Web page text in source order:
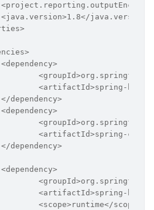
		<java.version>1.8</java.version>
		<dependency>
<artifactId>spring-
		</dependency>
		<dependency>
<artifactId>spring-
		</dependency>
		<dependency>
<artifactId>spring-
			<scope>runtime</scope>